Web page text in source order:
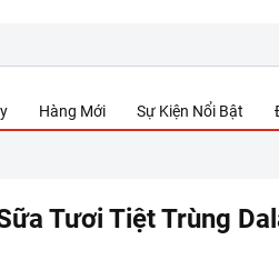
Hàng Mới Sự Kiện Nổi Bật
Tươi Tiệt Trùng